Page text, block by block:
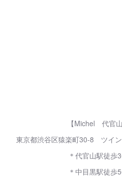
【Michel 代官山
東京都渋谷区猿楽町30-8 ツイ
＊代官山駅徒歩
＊中目黒駅徒歩